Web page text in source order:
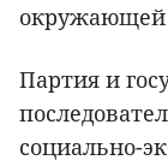
окружающей
Партия и
социально-